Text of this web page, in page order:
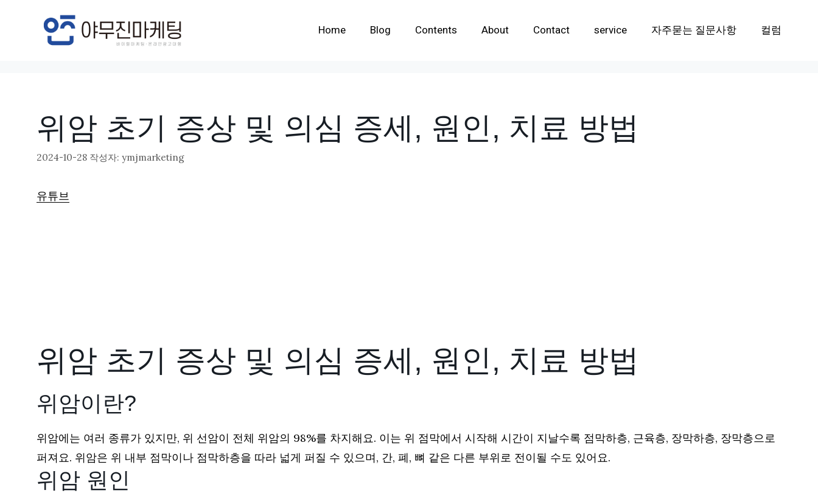
Home Blog Contents About Contact service 자주묻는 질문사항 컬럼
위암 초기 증상 및 의심 증세, 원인, 치료 방법
2024-10-28 작성자: ymjmarketing
유튜브
위암 초기 증상 및 의심 증세, 원인, 치료 방법
위암이란?
위암에는 여러 종류가 있지만, 위 선암이 전체 위암의 98%를 차지해요. 이는 위 점막에서 시작해 시간이 지날수록 점막하층, 근육층, 장막하층, 장막층으로
퍼져요. 위암은 위 내부 점막이나 점막하층을 따라 넓게 퍼질 수 있으며, 간, 폐, 뼈 같은 다른 부위로 전이될 수도 있어요.
위암 원인